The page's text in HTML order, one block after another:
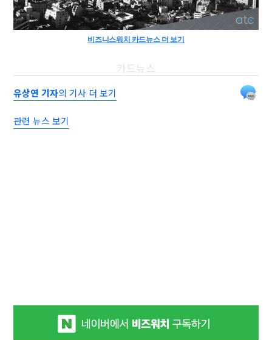
비즈니스워치 카드뉴스 더 보기
카드뉴스
유상연 기자의 기사 더 보기
관련 뉴스 보기